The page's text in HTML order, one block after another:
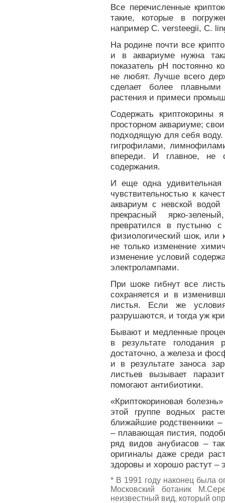
Все перечисленные
такие, которые в
например С. versteegii, С.
На родине почти все
и в аквариуме нужна
показатель рН постоянно
не любят. Лучше всего
сделает более
растения и примеси
Содержать криптокорины
просторном аквариуме;
подходящую для себя
гигрофилами,
впереди. И главное, не
содержания.
И еще одна удивительная
чувствительностью к
аквариум с невской
прекрасный ярко-
превратился в пустыню с
физиологический шок, или
не только изменение
изменение условий
электролампами.
При шоке гибнут все
сохраняется и в
листья. Если же
разрушаются, и тогда уж
Бывают и медленные
в результате
достаточно, а железа и
и в результате заноса
листьев вызывает
помогают антибиотики.
«Криптокориновая
этой группе водных
ближайшие родственники
– плавающая пистия,
ряд видов анубиасов –
оригиналы даже среди
здоровы и хорошо растут –
* В 1991 году наконец была
Московский ботаник
неизвестный вид, который